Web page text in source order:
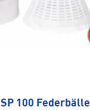
SP 100 Federbälle